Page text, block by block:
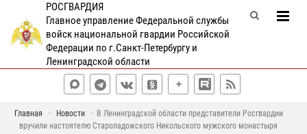
РОСГВАРДИЯ
Главное управление Федеральной службы
войск национальной гвардии Российской
Федерации по г.Санкт-Петербургу и
Ленинградской области
Главная Новости
В Ленинградской области представители Росгвардии
вручили настоятелю Староладожского Никольского мужского монастыря